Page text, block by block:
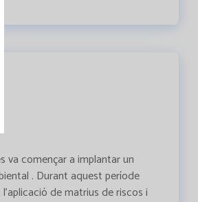
va començar a implantar un
. Durant aquest període
de matrius de riscos i